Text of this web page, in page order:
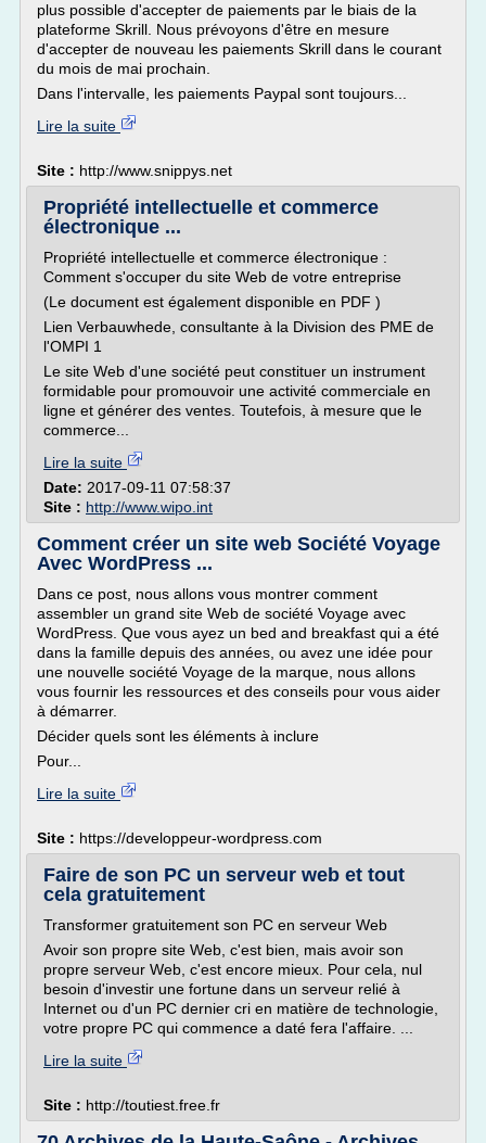
plus possible d'accepter de paiements par le biais de la
plateforme Skrill. Nous prévoyons d'être en mesure
d'accepter de nouveau les paiements Skrill dans le courant
du mois de mai prochain.
Dans l'intervalle, les paiements Paypal sont toujours...
Lire la suite
Site : http://www.snippys.net
Propriété intellectuelle et commerce
électronique ...
Propriété intellectuelle et commerce électronique :
Comment s'occuper du site Web de votre entreprise
(Le document est également disponible en PDF )
Lien Verbauwhede, consultante à la Division des PME de
l'OMPI 1
Le site Web d'une société peut constituer un instrument
formidable pour promouvoir une activité commerciale en
ligne et générer des ventes. Toutefois, à mesure que le
commerce...
Lire la suite
Date: 2017-09-11 07:58:37
Site : http://www.wipo.int
Comment créer un site web Société Voyage
Avec WordPress ...
Dans ce post, nous allons vous montrer comment
assembler un grand site Web de société Voyage avec
WordPress. Que vous ayez un bed and breakfast qui a été
dans la famille depuis des années, ou avez une idée pour
une nouvelle société Voyage de la marque, nous allons
vous fournir les ressources et des conseils pour vous aider
à démarrer.
Décider quels sont les éléments à inclure
Pour...
Lire la suite
Site : https://developpeur-wordpress.com
Faire de son PC un serveur web et tout
cela gratuitement
Transformer gratuitement son PC en serveur Web
Avoir son propre site Web, c'est bien, mais avoir son
propre serveur Web, c'est encore mieux. Pour cela, nul
besoin d'investir une fortune dans un serveur relié à
Internet ou d'un PC dernier cri en matière de technologie,
votre propre PC qui commence a daté fera l'affaire. ...
Lire la suite
Site : http://toutiest.free.fr